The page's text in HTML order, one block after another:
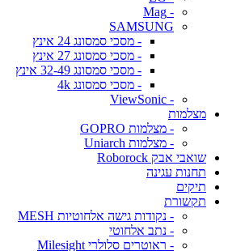
- Mag
SAMSUNG
- מסכי סמסונג 24 אינץ
- מסכי סמסונג 27 אינץ
- מסכי סמסונג 32-49 אינץ
- מסכי סמסונג 4k
- ViewSonic
מצלמות
- מצלמות GOPRO
- מצלמות Uniarch
שואבי אבק Roborock
תחנות עגינה
תיקים
תקשורת
- נקודות גישה אלחוטיות MESH
- נתב אלחוטי
- ראוטרים סלולרי Milesight